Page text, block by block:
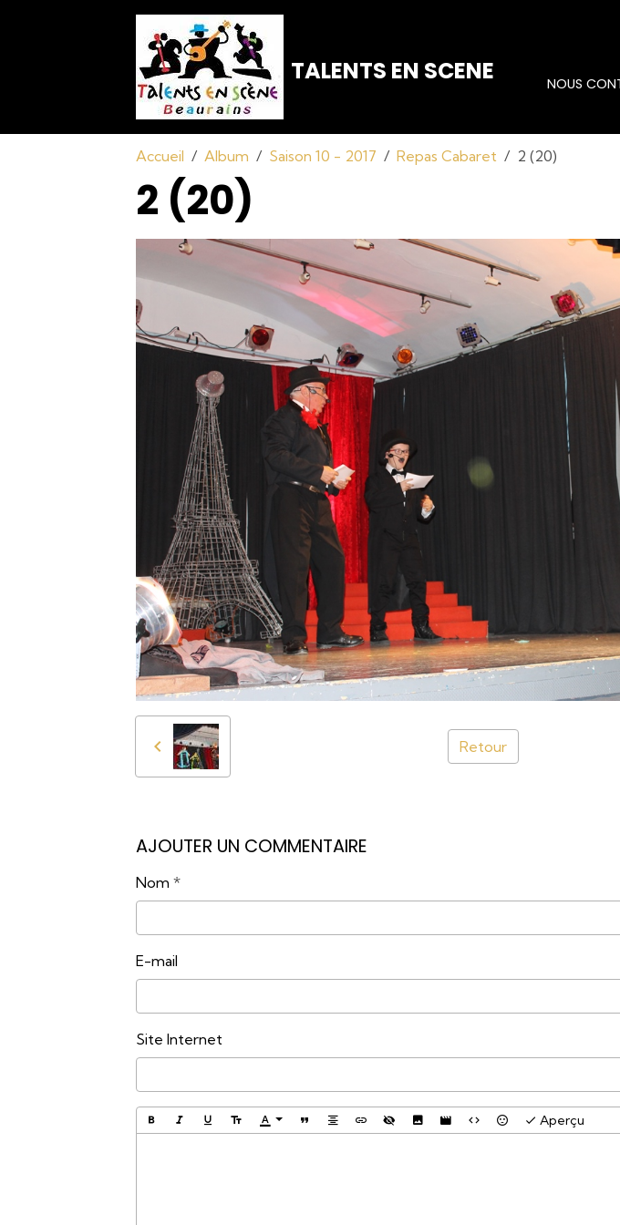
TALENTS EN SCENE
NOUS
Accueil Album Saison 10 - 2017 Repas Cabaret 2 (20)
2 (20)
Retour
AJOUTER UN COMMENTAIRE
Nom
E-mail
Site Internet
Aperçu